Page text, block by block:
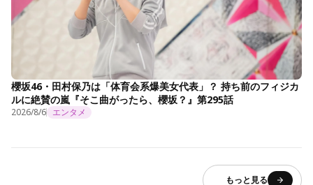
櫻坂46・田村保乃は「体育会系爆美女代表」？ 持ち前のフィジカ
ルに絶賛の嵐『そこ曲がったら、櫻坂？』第295話
2026/8/6 エンタメ
もっと見る